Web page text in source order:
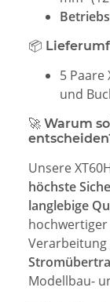
📦
5 Paare
und
🚀 Warum
Unsere
höchste
langlebige
Verarbeitung
Modellbau-